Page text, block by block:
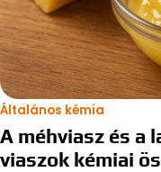
Általános kémia
A méhviasz és a
viaszok kémiai